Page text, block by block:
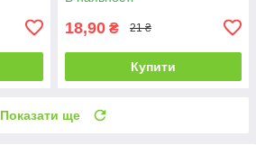
18,90 ₴ 21 ₴
Купити
Показати ще